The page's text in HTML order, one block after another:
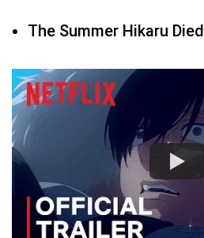
The Summer Hikaru Died